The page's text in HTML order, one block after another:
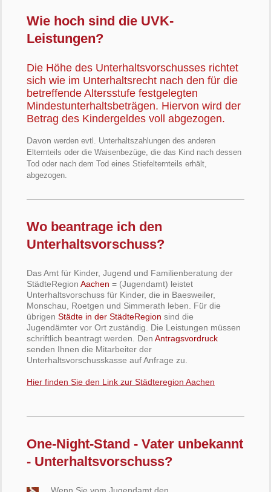
Wie hoch sind die UVK-
Leistungen?
Die Höhe des Unterhaltsvorschusses richtet
sich wie im Unterhaltsrecht nach den für die
betreffende Altersstufe festgelegten
Mindestunterhaltsbeträgen. Hiervon wird der
Betrag des Kindergeldes voll abgezogen.
Davon werden evtl. Unterhaltszahlungen des anderen
Elternteils oder die Waisenbezüge, die das Kind nach dessen
Tod oder nach dem Tod eines Stiefelternteils erhält,
abgezogen.
Wo beantrage ich den
Unterhaltsvorschuss?
Das Amt für Kinder, Jugend und Familienberatung der
StädteRegion Aachen = (Jugendamt) leistet
Unterhaltsvorschuss für Kinder, die in Baesweiler,
Monschau, Roetgen und Simmerath leben. Für die
übrigen Städte in der StädteRegion sind die
Jugendämter vor Ort zuständig. Die Leistungen müssen
schriftlich beantragt werden. Den Antragsvordruck
senden Ihnen die Mitarbeiter der
Unterhaltsvorschusskasse auf Anfrage zu.
Hier finden Sie den Link zur Städteregion Aachen
One-Night-Stand - Vater unbekannt
- Unterhaltsvorschuss?